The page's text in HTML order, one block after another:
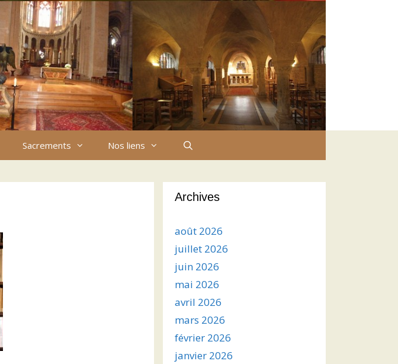
Sacrements
Nos liens
Archives
août 2026
juillet 2026
juin 2026
mai 2026
avril 2026
mars 2026
février 2026
janvier 2026